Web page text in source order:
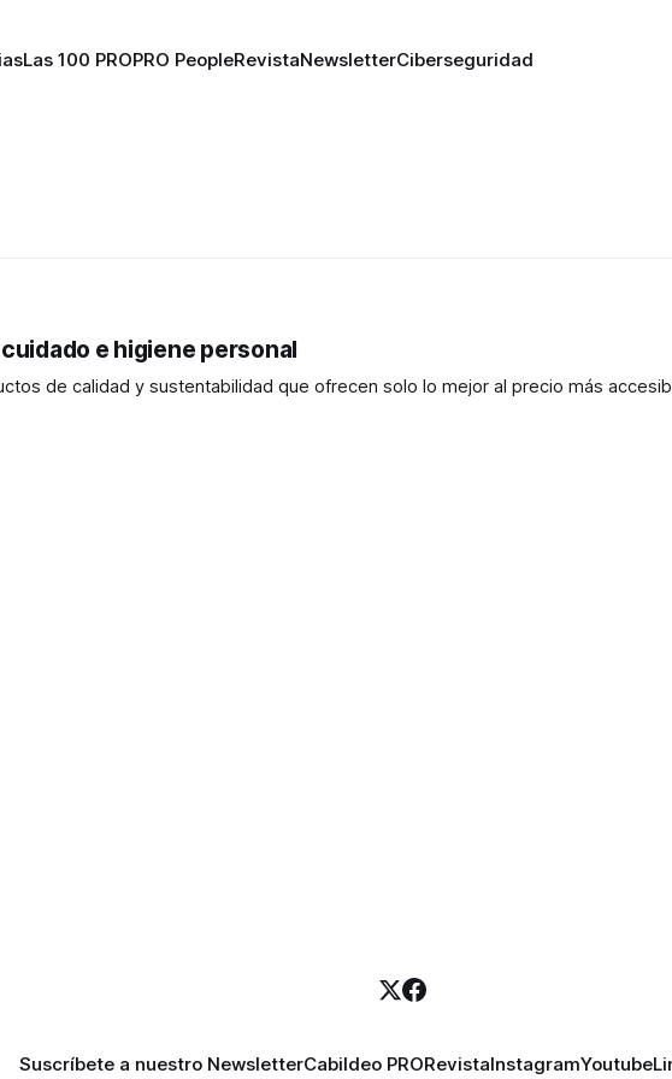
Las 100 PROPRO PeopleRevistaNewsletterCiberseguridad
e higiene personal
de calidad y sustentabilidad que ofrecen solo lo mejor al precio más
Suscríbete a nuestro NewsletterCabildeo PRORevistaInstagramYoutube